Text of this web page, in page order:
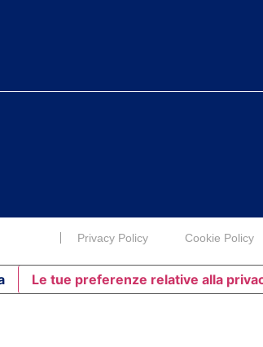
Privacy Policy Cookie Policy
Le tue preferenze relative alla